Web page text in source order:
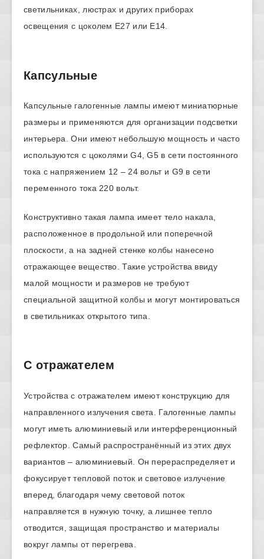
светильниках, люстрах и других приборах
освещения с цоколем Е27 или Е14.
Капсульные
Капсульные галогенные лампы имеют миниатюрные
размеры и применяются для организации подсветки
интерьера. Они имеют небольшую мощность и часто
используются с цоколями G4, G5 в сети постоянного
тока с напряжением 12 – 24 вольт и G9 в сети
переменного тока 220 вольт.
Конструктивно такая лампа имеет тело накала,
расположенное в продольной или поперечной
плоскости, а на задней стенке колбы нанесено
отражающее вещество. Такие устройства ввиду
малой мощности и размеров не требуют
специальной защитной колбы и могут монтироваться
в светильниках открытого типа.
С отражателем
Устройства с отражателем имеют конструкцию для
направленного излучения света. Галогенные лампы
могут иметь алюминиевый или интерференционный
рефлектор. Самый распространённый из этих двух
вариантов – алюминиевый. Он перераспределяет и
фокусирует тепловой поток и световое излучение
вперед, благодаря чему световой поток
направляется в нужную точку, а лишнее тепло
отводится, защищая пространство и материалы
вокруг лампы от перегрева.